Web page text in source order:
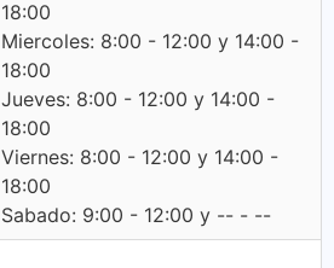
18:00
Miercoles: 8:00 - 12:00 y 14:00 -
18:00
Jueves: 8:00 - 12:00 y 14:00 -
18:00
Viernes: 8:00 - 12:00 y 14:00 -
18:00
Sabado: 9:00 - 12:00 y -- - --